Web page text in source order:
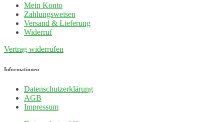
Mein Konto
Zahlungsweisen
Versand & Lieferung
Widerruf
Vertrag widerrufen
Informationen
Datenschutzerklärung
AGB
Impressum